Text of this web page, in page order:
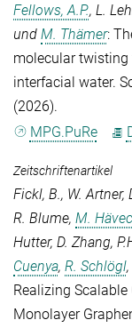
Fellows, A.P., L.
und M. Thämer:
molecular
interfacial water.
(2026).
MPG.PuRe
Zeitschriftenartikel
Fickl, B., W. Artner,
R. Blume, M.
Hutter, D. Zhang,
Cuenya, R. Schlögl,
Realizing
Monolayer